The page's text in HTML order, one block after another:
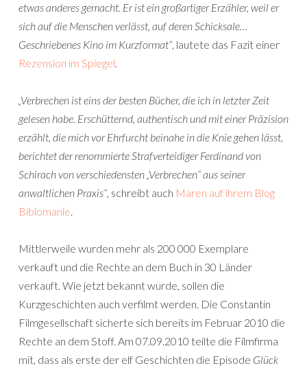
etwas anderes gemacht. Er ist ein großartiger Erzähler, weil er
sich auf die Menschen verlässt, auf deren Schicksale…
Geschriebenes Kino im Kurzformat“, lautete das Fazit einer
Rezension im Spiegel.
„Verbrechen ist eins der besten Bücher, die ich in letzter Zeit
gelesen habe. Erschütternd, authentisch und mit einer Präzision
erzählt, die mich vor Ehrfurcht beinahe in die Knie gehen lässt,
berichtet der renommierte Strafverteidiger Ferdinand von
Schirach von verschiedensten „Verbrechen“ aus seiner
anwaltlichen Praxis“, schreibt auch Maren auf ihrem Blog
Biblomanie.
Mittlerweile wurden mehr als 200 000 Exemplare
verkauft und die Rechte an dem Buch in 30 Länder
verkauft. Wie jetzt bekannt wurde, sollen die
Kurzgeschichten auch verfilmt werden. Die Constantin
Filmgesellschaft sicherte sich bereits im Februar 2010 die
Rechte an dem Stoff. Am 07.09.2010 teilte die Filmfirma
mit, dass als erste der elf Geschichten die Episode Glück